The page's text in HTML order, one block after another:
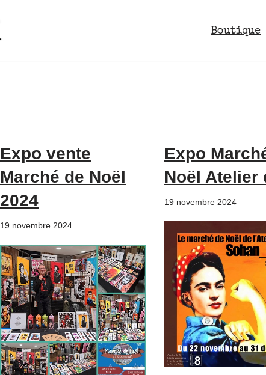
Boutique
Expo vente
Marché de Noël
2024
19 novembre 2024
Expo
Noël Atelier
19 novembre 2024